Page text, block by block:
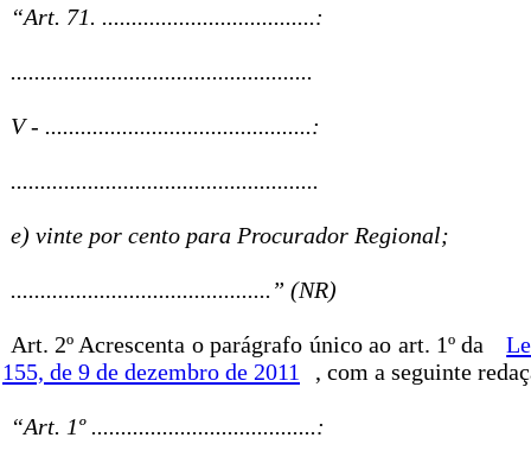
“Art. 71. ....................................:
...................................................
V - .............................................:
....................................................
e) vinte por cento para Procurador Regional;
............................................” (NR)
Art. 2º Acrescenta o parágrafo único ao art. 1º da
155, de 9 de dezembro de 2011
, com a seguinte
“Art. 1º ......................................: